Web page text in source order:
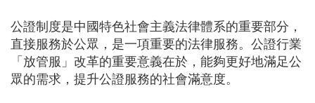
公證制度是中國特色社會主義法律體系的重要部分，
直接服務於公眾，是一項重要的法律服務。公證行業
「放管服」改革的重要意義在於，能夠更好地滿足公
眾的需求，提升公證服務的社會滿意度。